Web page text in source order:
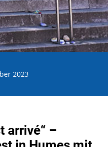
2023
arrivé“ –